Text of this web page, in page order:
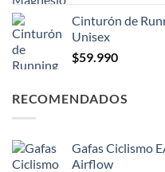
Cinturón de
Unisex
$59.990
RECOMENDADOS
Gafas Ciclismo
Airflow